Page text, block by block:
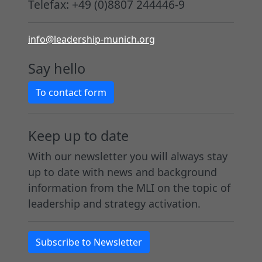
o
t
i
t
o
n
E
r
T
p
-
E
n
c
h
e
i
d
e
r
n
m
u
c
a
l
l
e
s
,
w
r
n
a
g
i
l
e
L
Telefax: +49 (0)8807 244446-9
info@leadership-munich.org
Say hello
To contact form
Keep up to date
With our newsletter you will always stay
up to date with news and background
information from the MLI on the topic of
leadership and strategy activation.
Subscribe to Newsletter